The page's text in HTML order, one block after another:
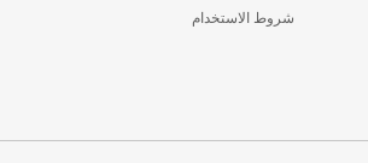
شروط الاستخدام